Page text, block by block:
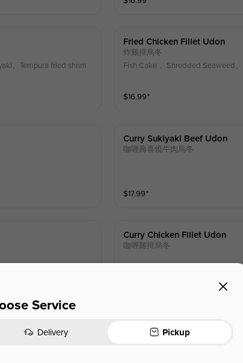
、Tempura fried shrim
Fried Chicken Fillet Udon
炸雞排烏冬
Fish Cake， Shredded Seaweed
$16.99⁺
Curry Sukiyaki Beef Udon
咖喱壽喜燒牛肉烏冬
$17.99⁺
Curry Chicken Fillet Udon
咖喱雞排烏冬
Fried Pork Cutlet Udon
Service
Delivery Pickup